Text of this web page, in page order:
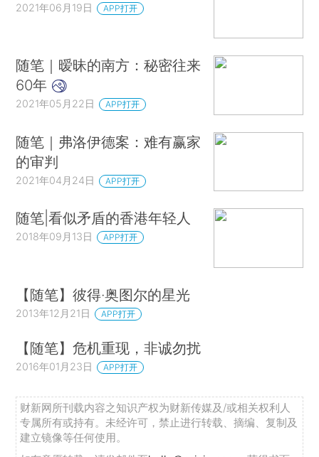
2021年06月19日 APP打开
随笔｜暧昧的南方：秘密往来
60年
2021年05月22日 APP打开
随笔｜弗洛伊德案：难有赢家
的审判
2021年04月24日 APP打开
随笔|看似矛盾的香港年轻人
2018年09月13日 APP打开
【随笔】彼得·奥图尔的星光
2013年12月21日 APP打开
【随笔】危机重现，非诚勿扰
2016年01月23日 APP打开
财新网所刊载内容之知识产权为财新传媒及/或相关权利人
专属所有或持有。未经许可，禁止进行转载、摘编、复制及
建立镜像等任何使用。